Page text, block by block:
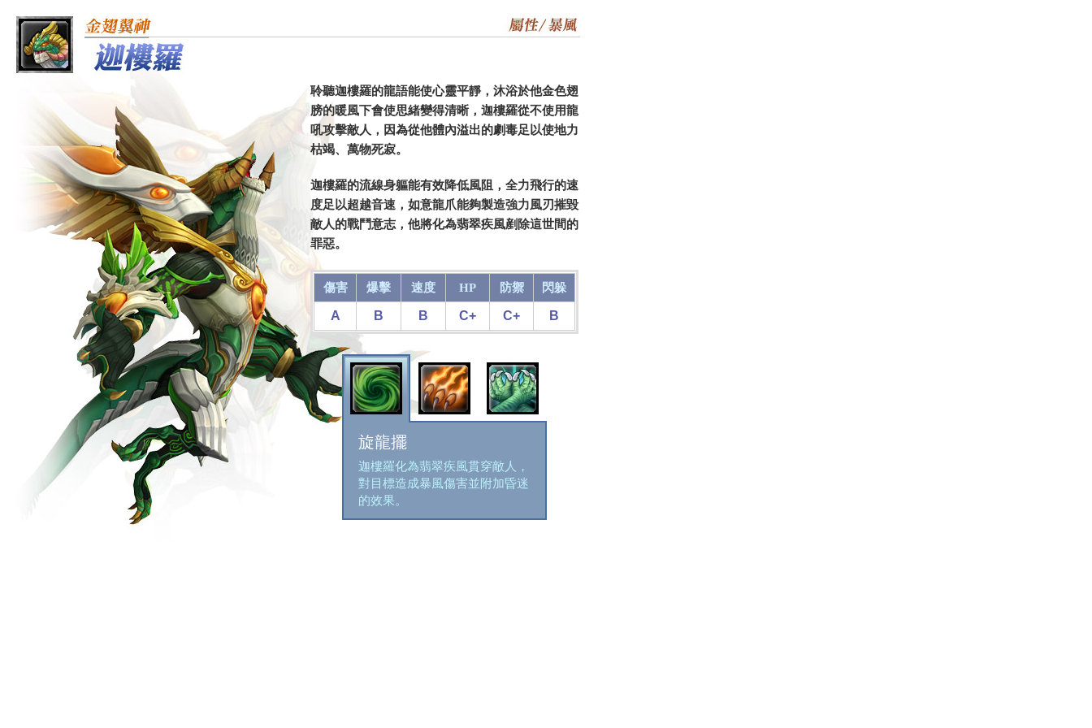
聆聽迦樓羅的龍語能使心靈平靜，沐浴於他金色翅
膀的暖風下會使思緒變得清晰，迦樓羅從不使用龍
吼攻擊敵人，因為從他體內溢出的劇毒足以使地力
枯竭、萬物死寂。
迦樓羅的流線身軀能有效降低風阻，全力飛行的速
度足以超越音速，如意龍爪能夠製造強力風刃摧毀
敵人的戰鬥意志，他將化為翡翠疾風剷除這世間的
罪惡。
傷害 爆擊 速度 HP 防禦 閃躲
A B B C+ C+ B
旋龍擺
迦樓羅化為翡翠疾風貫穿敵人，
對目標造成暴風傷害並附加昏迷
的效果。
值。